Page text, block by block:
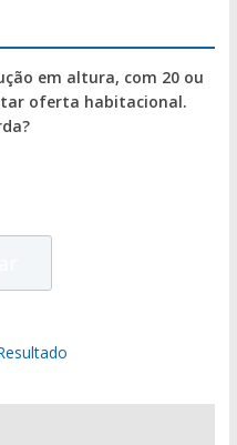
em altura, com 20 ou
oferta habitacional.